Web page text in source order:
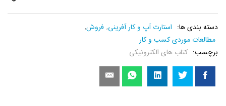
دسته بندی ها: استارت آپ و کار آفرینی, فروش,
مطالعات موردی کسب و کار
برچسب: کتاب های الکترونیکی